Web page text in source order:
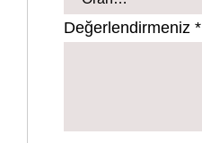
Değerlendirmeniz*